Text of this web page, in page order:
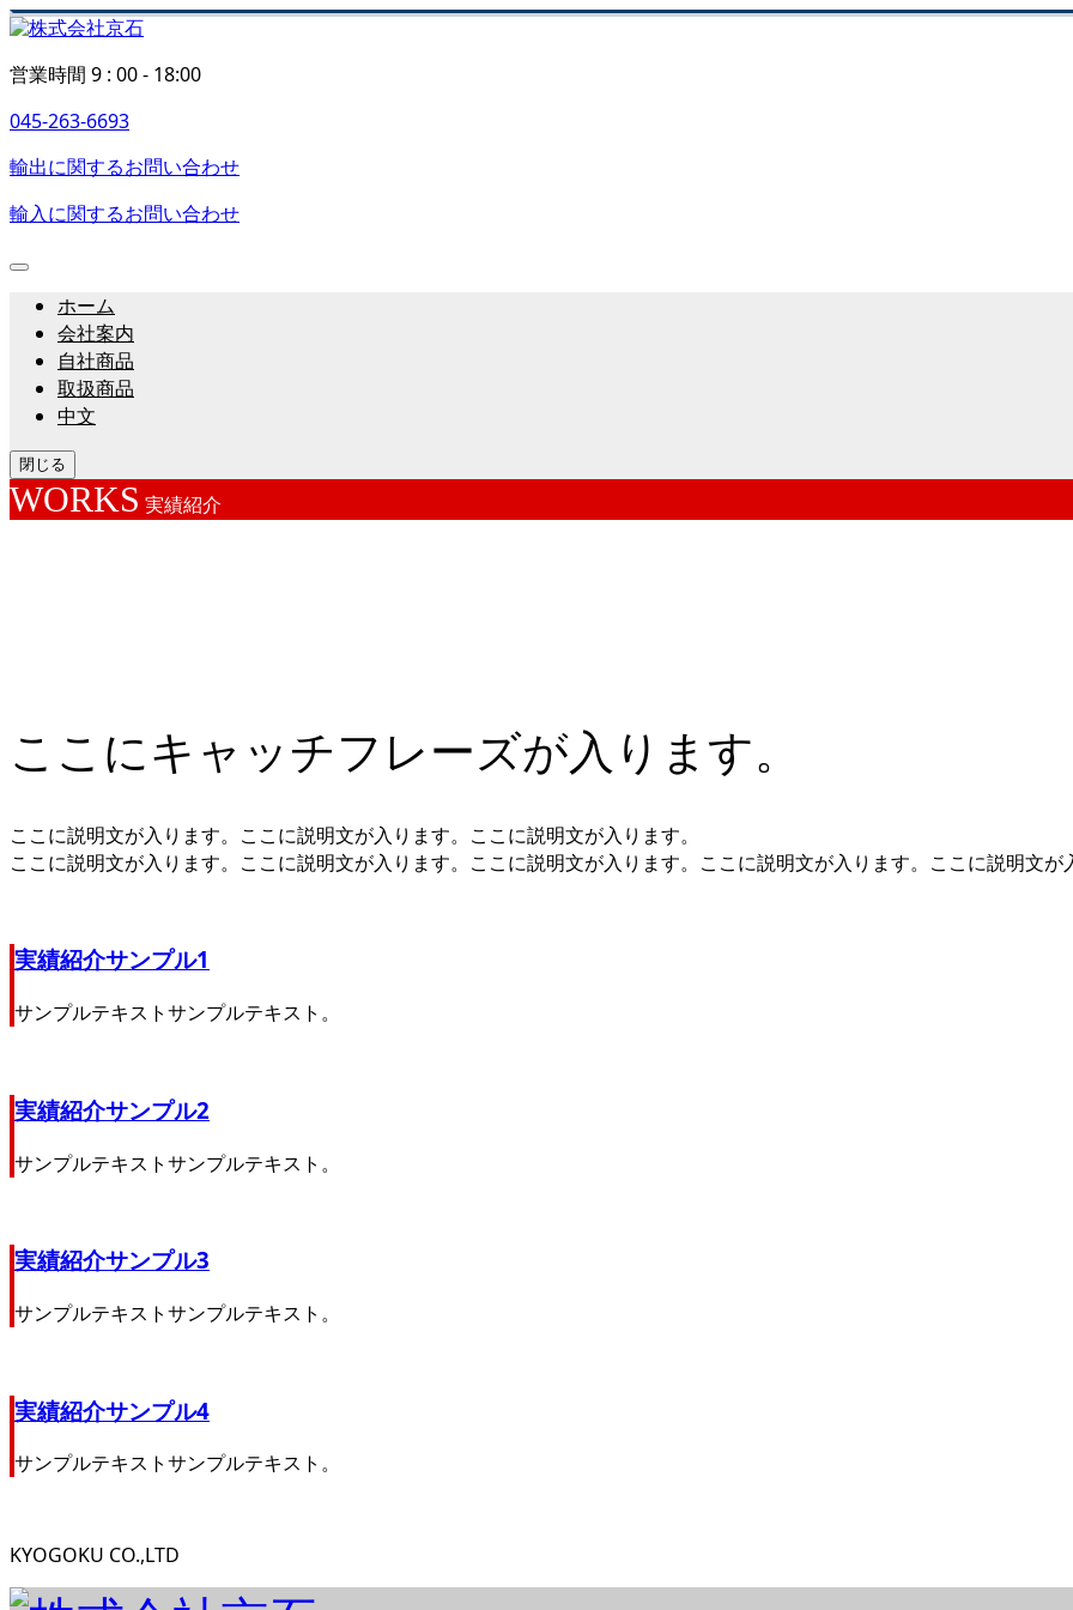
営業時間 9 : 00 - 18:00
045-263-6693
輸出に関するお問い合わせ
輸入に関するお問い合わせ
ホーム
会社案内
自社商品
取扱商品
中文
閉じる
WORKS 実績紹介
ここにキャッチフレーズが入ります。
ここに説明文が入ります。ここに説明文が入ります。ここに説明文が入ります。
ここに説明文が入ります。ここに説明文が入ります。ここに説明文が入ります。ここに説明文が入ります。ここに説明文が
実績紹介サンプル1
サンプルテキストサンプルテキスト。
実績紹介サンプル2
サンプルテキストサンプルテキスト。
実績紹介サンプル3
サンプルテキストサンプルテキスト。
実績紹介サンプル4
サンプルテキストサンプルテキスト。
KYOGOKU CO.,LTD